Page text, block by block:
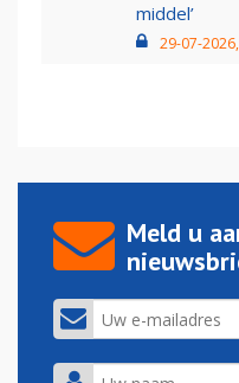
middel’
29-07-
Meld u